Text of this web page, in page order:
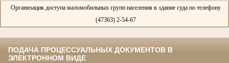
Организация доступа маломобильных групп населения в здание суда по телефону
(47363) 2-54-67
ПОДАЧА ПРОЦЕССУАЛЬНЫХ ДОКУМЕНТОВ В
ЭЛЕКТРОННОМ ВИДЕ